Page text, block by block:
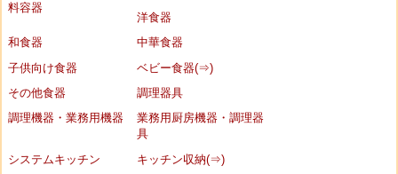
料容器
洋食器
和食器
中華食器
子供向け食器
ベビー食器(⇒)
その他食器
調理器具
調理機器・業務用機器
業務用厨房機器・調理器
具
システムキッチン
キッチン収納(⇒)